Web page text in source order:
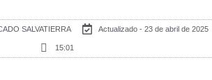
SALVATIERRA Actualizado - 23 de abril de 2025
15:01